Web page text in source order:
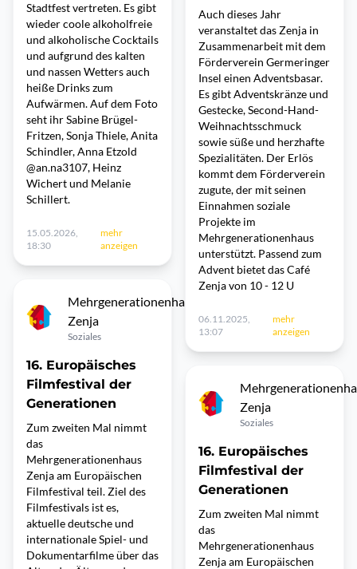
Stadtfest vertreten. Es gibt
wieder coole alkoholfreie
und alkoholische Cocktails
und aufgrund des kalten
und nassen Wetters auch
heiße Drinks zum
Aufwärmen. Auf dem Foto
seht ihr Sabine Brügel-
Fritzen, Sonja Thiele, Anita
Schindler, Anna Etzold
@an.na3107, Heinz
Wichert und Melanie
Schillert.
15.05.2026,
18:30
mehr
anzeigen
Mehrgenerationenhaus
Zenja
Soziales
16. Europäisches
Filmfestival der
Generationen
Zum zweiten Mal nimmt
das
Mehrgenerationenhaus
Zenja am Europäischen
Filmfestival teil. Ziel des
Filmfestivals ist es,
aktuelle deutsche und
internationale Spiel- und
Dokumentarfilme über das
Auch dieses Jahr
veranstaltet das Zenja in
Zusammenarbeit mit dem
Förderverein Germeringer
Insel einen Adventsbasar.
Es gibt Adventskränze und
Gestecke, Second-Hand-
Weihnachtsschmuck
sowie süße und herzhafte
Spezialitäten. Der Erlös
kommt dem Förderverein
zugute, der mit seinen
Einnahmen soziale
Projekte im
Mehrgenerationenhaus
unterstützt. Passend zum
Advent bietet das Café
Zenja von 10 - 12 U
06.11.2025,
13:07
mehr
anzeigen
Zenja
Soziales
16. Europäisches
Filmfestival der
Generationen
Zum zweiten Mal nimmt
das
Mehrgenerationenhaus
Zenja am Europäischen